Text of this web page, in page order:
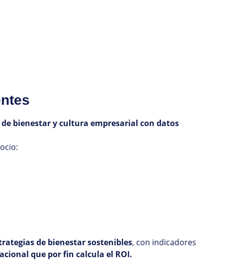
de bienestar y cultura empresarial con datos
de bienestar sostenibles, con indicadores
que por fin calcula el ROI.